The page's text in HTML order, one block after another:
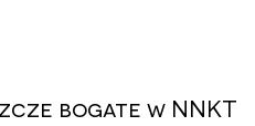
bogate w NNKT